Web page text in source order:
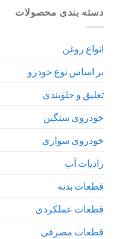
دسته بندی محصولات
انواع روغن
بر اساس نوع خودرو
تعلیق و جلوبندی
خودروی سنگین
خودروی سواری
رادیات آب
قطعات بدنه
قطعات عملکردی
قطعات مصرفی